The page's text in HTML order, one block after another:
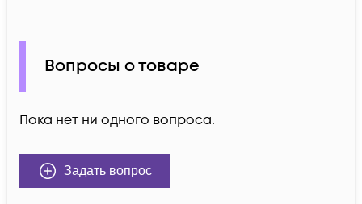
Вопросы о товаре
Пока нет ни одного вопроса.
Задать вопрос